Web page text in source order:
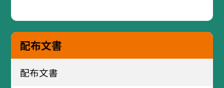
配布文書
配布文書